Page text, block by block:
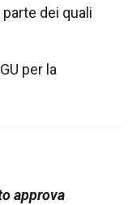
dei quali
per la
approva